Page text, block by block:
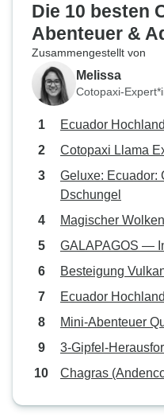
Die 10 besten
Abenteuer &
Zusammengestellt von
Melissa
Cotopaxi-
Ecuador Hochland
Cotopaxi Llama
Geluxe: Ecuador:
Dschungel
Magischer
GALAPAGOS —
Besteigung
Ecuador
Mini-Abenteuer
3-Gipfel-
Chagras